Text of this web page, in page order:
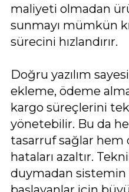
maliyeti olmadan
sunmayı mümkün
sürecini hızlandırır.
Doğru yazılım
ekleme, ödeme
kargo süreçlerini
yönetebilir. Bu da
tasarruf sağlar hem
hataları azaltır.
duymadan sistemin